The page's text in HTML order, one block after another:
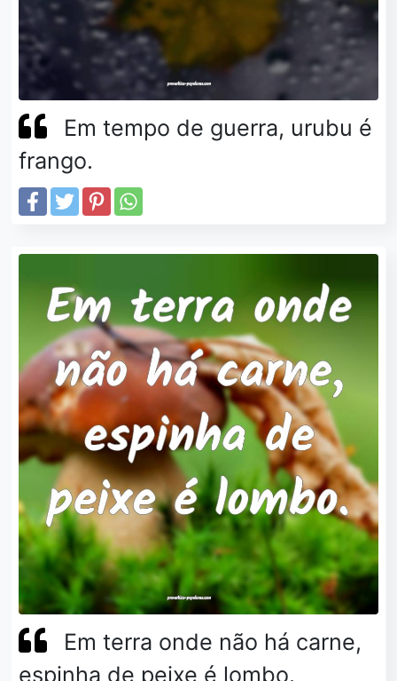
Em tempo de guerra, urubu é
frango.
Em terra onde não há carne,
espinha de peixe é lombo.